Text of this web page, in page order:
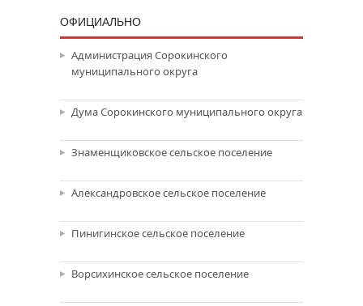
ОФИЦИАЛЬНО
Администрация Сорокинского
муниципального округа
Дума Сорокинского муниципального округа
Знаменщиковское сельское поселение
Александровское сельское поселение
Пинигинское сельское поселение
Ворсихинское сельское поселение